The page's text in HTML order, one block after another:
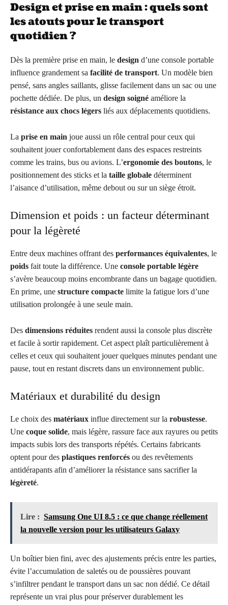
Design et prise en main : quels sont
les atouts pour le transport
quotidien ?
Dès la première prise en main, le design d’une console portable
influence grandement sa facilité de transport. Un modèle bien
pensé, sans angles saillants, glisse facilement dans un sac ou une
pochette dédiée. De plus, un design soigné améliore la
résistance aux chocs légers liés aux déplacements quotidiens.
La prise en main joue aussi un rôle central pour ceux qui
souhaitent jouer confortablement dans des espaces restreints
comme les trains, bus ou avions. L’ergonomie des boutons, le
positionnement des sticks et la taille globale déterminent
l’aisance d’utilisation, même debout ou sur un siège étroit.
Dimension et poids : un facteur déterminant
pour la légèreté
Entre deux machines offrant des performances équivalentes, le
poids fait toute la différence. Une console portable légère
s’avère beaucoup moins encombrante dans un bagage quotidien.
En prime, une structure compacte limite la fatigue lors d’une
utilisation prolongée à une seule main.
Des dimensions réduites rendent aussi la console plus discrète
et facile à sortir rapidement. Cet aspect plaît particulièrement à
celles et ceux qui souhaitent jouer quelques minutes pendant une
pause, tout en restant discrets dans un environnement public.
Matériaux et durabilité du design
Le choix des matériaux influe directement sur la robustesse.
Une coque solide, mais légère, rassure face aux rayures ou petits
impacts subis lors des transports répétés. Certains fabricants
optent pour des plastiques renforcés ou des revêtements
antidérapants afin d’améliorer la résistance sans sacrifier la
légèreté.
Lire : Samsung One UI 8.5 : ce que change réellement
la nouvelle version pour les utilisateurs Galaxy
Un boîtier bien fini, avec des ajustements précis entre les parties,
évite l’accumulation de saletés ou de poussières pouvant
s’infiltrer pendant le transport dans un sac non dédié. Ce détail
représente un vrai plus pour préserver durablement les